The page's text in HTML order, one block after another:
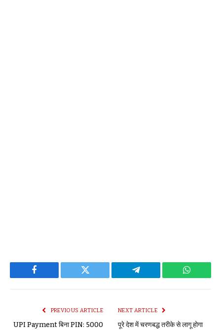
Facebook Twitter Telegram
PREVIOUS ARTICLE
UPI Payment बिना PIN: 5000
NEXT ARTICLE
पूरे देश में चरणबद्ध तरीके से लागू होगा